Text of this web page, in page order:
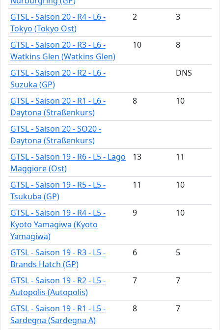
GTSL - Saison 20 - R4 - L6 -
Tokyo (Tokyo Ost)
2 3
GTSL - Saison 20 - R3 - L6 -
Watkins Glen (Watkins Glen)
10 8
GTSL - Saison 20 - R2 - L6 -
Suzuka (GP)
DNS
GTSL - Saison 20 - R1 - L6 -
Daytona (Straßenkurs)
8 10
GTSL - Saison 20 - SO20 -
Daytona (Straßenkurs)
GTSL - Saison 19 - R6 - L5 - Lago
Maggiore (Ost)
13 11
GTSL - Saison 19 - R5 - L5 -
Tsukuba (GP)
11 10
GTSL - Saison 19 - R4 - L5 -
Kyoto Yamagiwa (Kyoto
Yamagiwa)
9 10
GTSL - Saison 19 - R3 - L5 -
Brands Hatch (GP)
6 5
GTSL - Saison 19 - R2 - L5 -
Autopolis (Autopolis)
7 7
GTSL - Saison 19 - R1 - L5 -
Sardegna (Sardegna A)
8 7